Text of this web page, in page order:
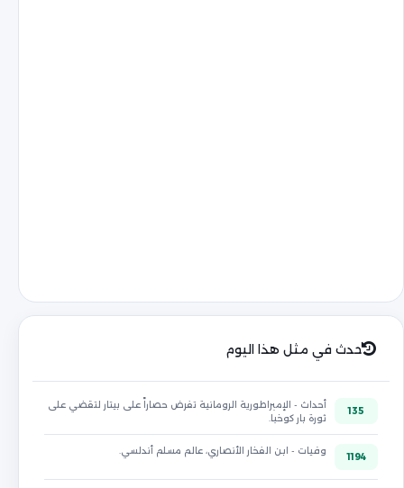
حدث في مثل هذا اليوم
135
أحداث - الإمبراطورية الرومانية تفرض حصاراً على بيتار لتقضي على
ثورة بار كوخبا.
1194
وفيات - ابن الفخار الأنصاري، عالم مسلم أندلسي.